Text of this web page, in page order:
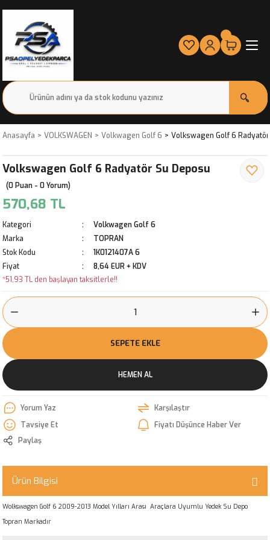
Anasayfa VOLKSWAGEN Volkwagen Golf 6 Volkswagen Golf 6 Radyatör
Volkswagen Golf 6 Radyatör Su Deposu
(0 Puan - 0 Yorum)
570,68 TL
Kategori
Volkwagen Golf 6
Marka
TOPRAN
Stok Kodu
1K0121407A 6
Fiyat
8,64 EUR + KDV
*51,93 TL den başlayan taksitlerle!!
SEPETE EKLE
HEMEN AL
Yorum Yaz
Karşılaştır
Tavsiye Et
Fiyatı Düşünce Haber Ver
Paylaş
Ürün Bilgisi
Wolkswagen Golf 6 2009-2013 Model Yılları Arası Araçlara Uyumlu Yedek Su Depo
Topran Markadır